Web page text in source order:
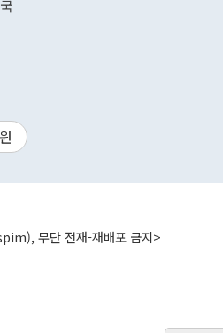
무단 전재-재배포 금지>